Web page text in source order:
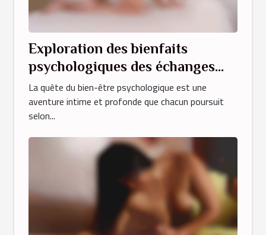
Exploration des bienfaits
psychologiques des échanges
érotiques au téléphone avec des
transexuels
La quête du bien-être psychologique est une
aventure intime et profonde que chacun poursuit
selon...